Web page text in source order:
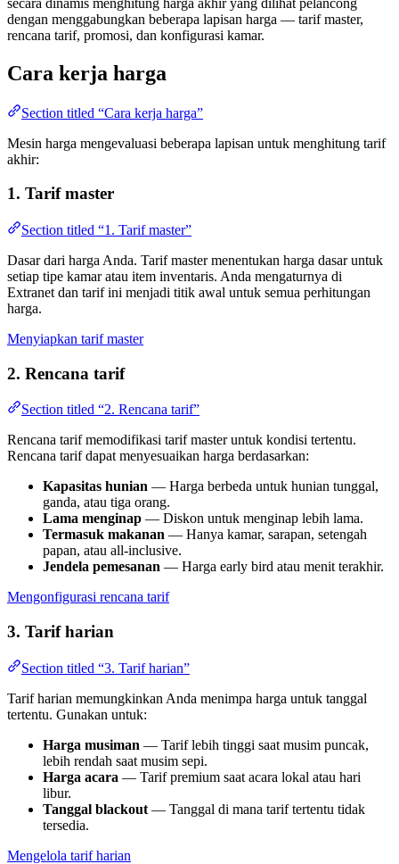
dengan menggabungkan beberapa lapisan harga — tarif master,
rencana tarif, promosi, dan konfigurasi kamar.
Cara kerja harga
Section titled “Cara kerja harga”
Mesin harga mengevaluasi beberapa lapisan untuk menghitung tarif
akhir:
1. Tarif master
Section titled “1. Tarif master”
Dasar dari harga Anda. Tarif master menentukan harga dasar untuk
setiap tipe kamar atau item inventaris. Anda mengaturnya di
Extranet dan tarif ini menjadi titik awal untuk semua perhitungan
harga.
Menyiapkan tarif master
2. Rencana tarif
Section titled “2. Rencana tarif”
Rencana tarif memodifikasi tarif master untuk kondisi tertentu.
Rencana tarif dapat menyesuaikan harga berdasarkan:
Kapasitas hunian — Harga berbeda untuk hunian tunggal,
ganda, atau tiga orang.
Lama menginap — Diskon untuk menginap lebih lama.
Termasuk makanan — Hanya kamar, sarapan, setengah
papan, atau all-inclusive.
Jendela pemesanan — Harga early bird atau menit terakhir.
Mengonfigurasi rencana tarif
3. Tarif harian
Section titled “3. Tarif harian”
Tarif harian memungkinkan Anda menimpa harga untuk tanggal
tertentu. Gunakan untuk:
Harga musiman — Tarif lebih tinggi saat musim puncak,
lebih rendah saat musim sepi.
Harga acara — Tarif premium saat acara lokal atau hari
libur.
Tanggal blackout — Tanggal di mana tarif tertentu tidak
tersedia.
Mengelola tarif harian